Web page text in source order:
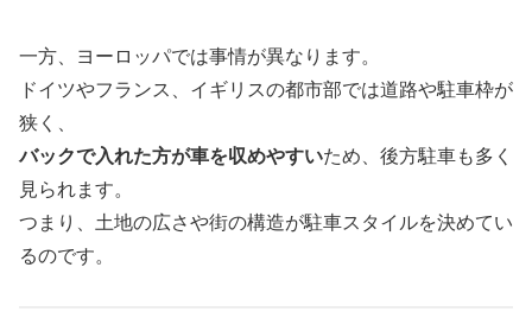
一方、ヨーロッパでは事情が異なります。
ドイツやフランス、イギリスの都市部では道路や駐車枠が
狭く、
バックで入れた方が車を収めやすいため、後方駐車も多く
見られます。
つまり、土地の広さや街の構造が駐車スタイルを決めてい
るのです。